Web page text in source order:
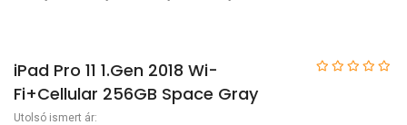
iPad Pro 11 1.Gen 2018 Wi-
Fi+Cellular 256GB Space Gray
Utolsó ismert ár: